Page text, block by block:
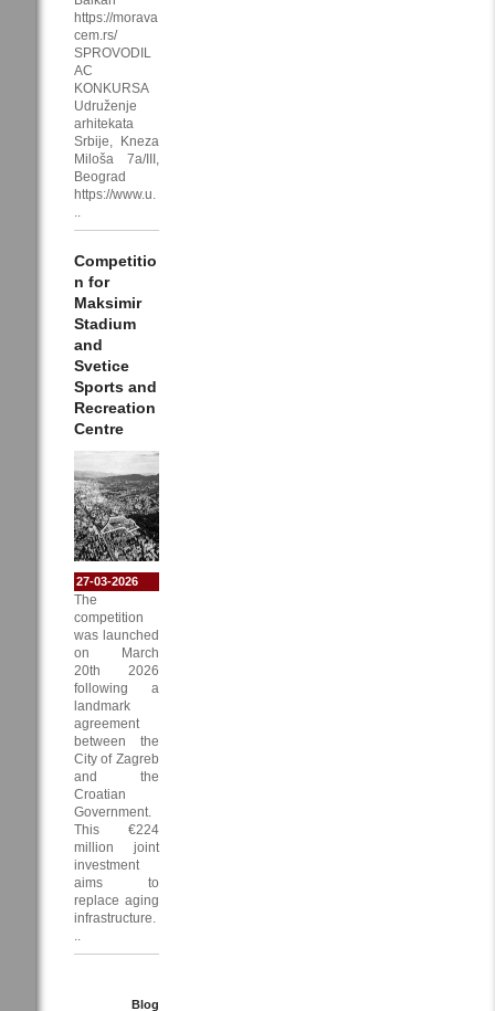
https://morava
cem.rs/
SPROVODIL
AC
KONKURSA
Udruženje
arhitekata
Srbije, Kneza
Miloša 7a/III,
Beograd
https://www.u.
..
Competitio
n for
Maksimir
Stadium
and
Svetice
Sports and
Recreation
Centre
27-03-2026
The
competition
was launched
on March
20th 2026
following a
landmark
agreement
between the
City of Zagreb
and the
Croatian
Government.
This €224
million joint
investment
aims to
replace aging
infrastructure.
..
Blog